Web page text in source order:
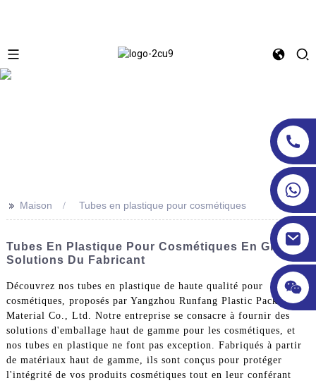
>> Maison Tubes en plastique pour cosmétiques
Tubes En Plastique Pour Cosmétiques En Gros -
Solutions Du Fabricant
Découvrez nos tubes en plastique de haute qualité pour
cosmétiques, proposés par Yangzhou Runfang Plastic Packaging
Material Co., Ltd. Notre entreprise se consacre à fournir des
solutions d'emballage haut de gamme pour les cosmétiques, et
nos tubes en plastique ne font pas exception. Fabriqués à partir
de matériaux haut de gamme, ils sont conçus pour protéger
l'intégrité de vos produits cosmétiques tout en leur conférant